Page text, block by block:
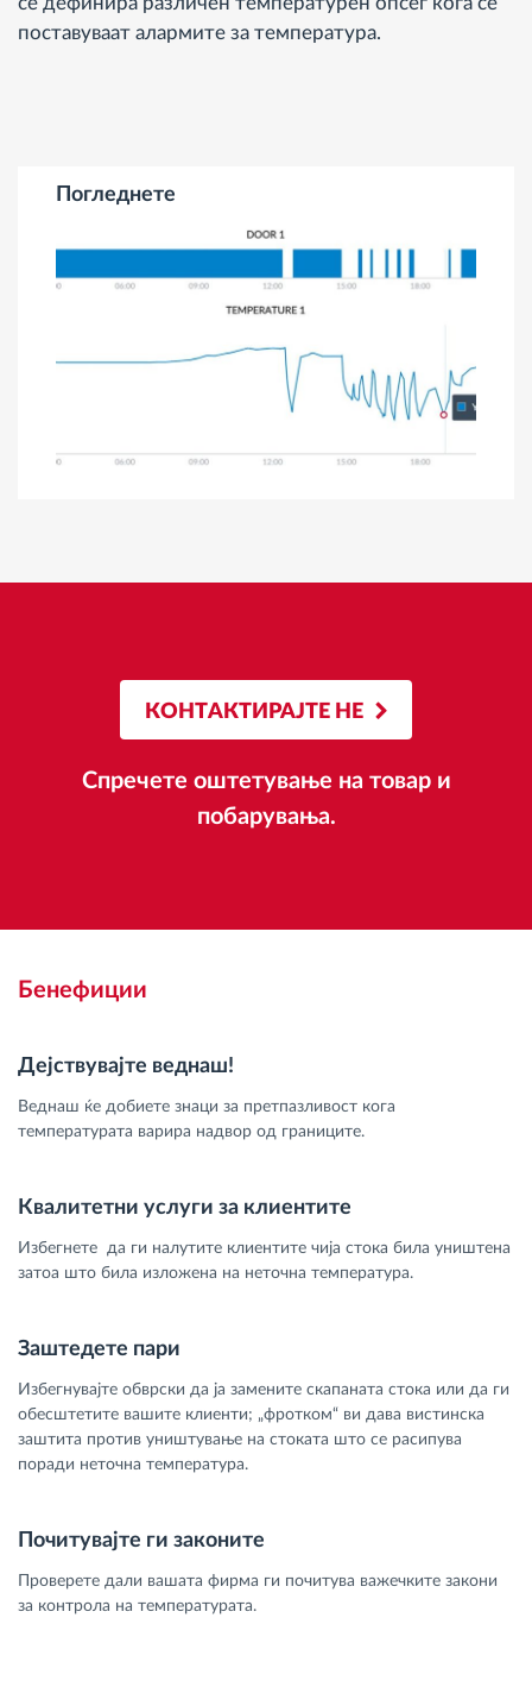
поставуваат алармите за температура.
Погледнете
КОНТАКТИРАЈТЕ НЕ
Спречете оштетување на товар и
побарувања.
Бенефиции
Дејствувајте веднаш!
Веднаш ќе добиете знаци за претпазливост кога
температурата варира надвор од границите.
Квалитетни услуги за клиентите
Избегнете да ги налутите клиентите чија стока била уништена
затоа што била изложена на неточна температура.
Заштедете пари
Избегнувајте обврски да ја замените скапаната стока или да ги
обесштетите вашите клиенти; „фротком“ ви дава вистинска
заштита против уништување на стоката што се расипува
поради неточна температура.
Почитувајте ги законите
Проверете дали вашата фирма ги почитува важечките закони
за контрола на температурата.